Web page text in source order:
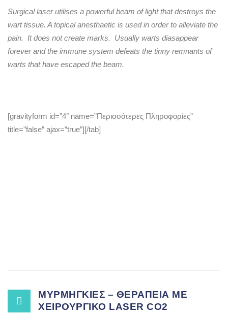
Surgical laser utilises a powerful beam of light that destroys the
wart tissue. A topical anesthaetic is used in order to alleviate the
pain. It does not create marks. Usually warts diasappear
forever and the immune system defeats the tinny remnants of
warts that have escaped the beam.
[gravityform id=”4″ name=”Περισσότερες Πληροφορίες”
title=”false” ajax=”true”][/tab]
PostΜΥΡΜΗΓΚΙΕΣ – ΘΕΡΑΠΕΙΑ ΜΕ
ΧΕΙΡΟΥΡΓΙΚΟ LASER CO2